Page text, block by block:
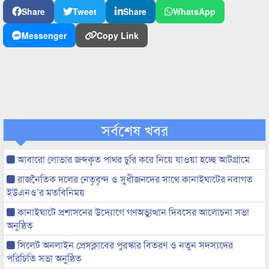
Share Tweet Share
WhatsApp
Messenger
Copy Link
সর্বশেষ খবর
আবারো লোভার জব্দকৃত পাথর চুরি করে নিয়ে যাওয়া হচ্ছে আটগ্রামে
রাজনৈতিক দলের নেতৃবৃন্দ ও সুধীজনদের সাথে কানাইঘাটের নবাগত
ইউএনও’র মতবিনিময়
কানাইঘাটে প্রশাসনের উদ্যোগে গণঅভ্যুত্থান দিবসের আলোচনা সভা
অনুষ্ঠিত
সিলেট অনলাইন প্রেসক্লাবের পুরস্কার বিতরণ ও নতুন সদস্যদের
পরিচিতি সভা অনুষ্ঠিত